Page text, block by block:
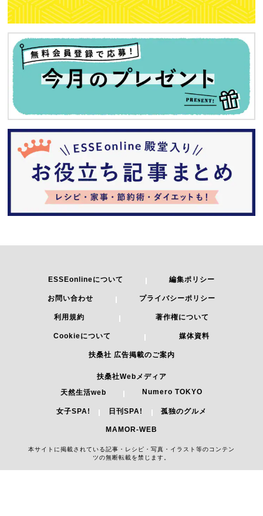
ESSEonlineについて 編集ポリシー
お問い合わせ プライバシーポリシー
利用規約 著作権について
Cookieについて 媒体資料
扶桑社 広告掲載のご案内
扶桑社Webメディア
天然生活web
Numero TOKYO
女子SPA! 日刊SPA! 孤独のグルメ
MAMOR-WEB
本サイトに掲載されている記事・レシピ・写真・イラスト等のコンテン
ツの無断転載を禁じます。